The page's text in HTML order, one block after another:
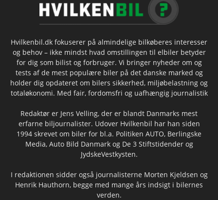
Hvilkenbil.dk fokuserer på almindelige bilkøberes interesser
og behov – ikke mindst hvad omstillingen til elbiler betyder
for dig som bilist og forbruger. Vi bringer nyheder om og
tests af de mest populære biler på det danske marked og
holder dig opdateret om bilers sikkerhed, miljøbelastning og
totaløkonomi. Med fair, fordomsfri og uafhængig journalistik
Redaktør er Jens Velling, der er blandt Danmarks mest
erfarne biljournalister. Udover Hvilkenbil har han siden
1994 skrevet om biler for bl.a. Politiken AUTO, Berlingske
Media, Auto Bild Danmark og De 3 Stiftstidender og
JydskeVestkysten.
I redaktionen sidder også journalisterne Morten Kjeldsen og
Henrik Hauthorn, begge med mange års indsigt i bilernes
verden.